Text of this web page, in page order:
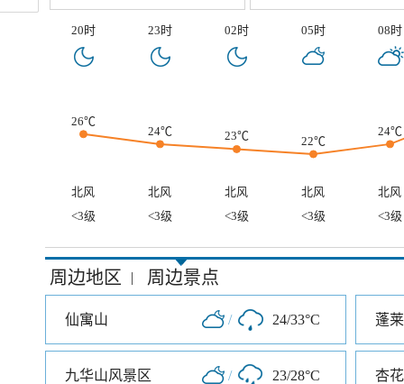
20时 23时 02时 05时 08时
26℃
24℃ 23℃ 22℃
24℃
北风 北风 北风 北风
北风
<3级
<3级 <3级 <3级 <3级
周边地区 | 周边景点
仙寓山 / 24/33°C 蓬
九华山风景区 / 23/28°C 杏